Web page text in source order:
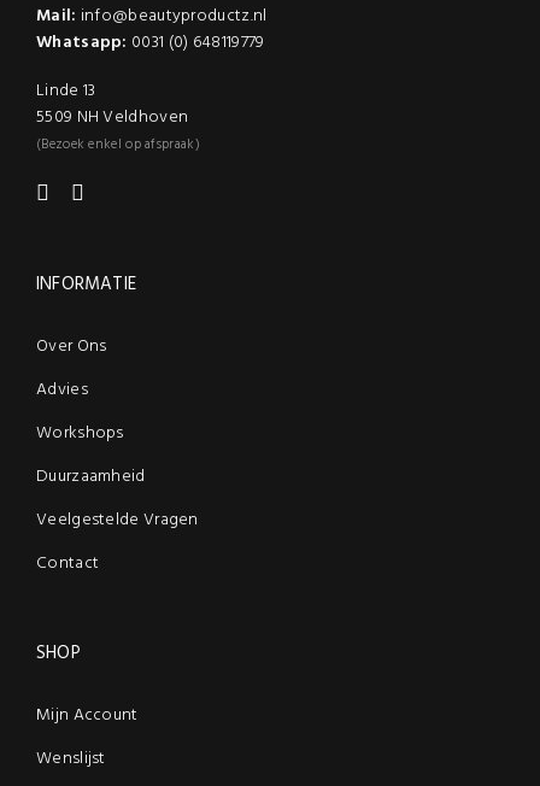
Mail: info@beautyproductz.nl
Whatsapp: 0031 (0) 648119779
Linde 13
5509 NH Veldhoven
(Bezoek enkel op afspraak)
INFORMATIE
Over Ons
Advies
Workshops
Duurzaamheid
Veelgestelde Vragen
Contact
SHOP
Mijn Account
Wenslijst